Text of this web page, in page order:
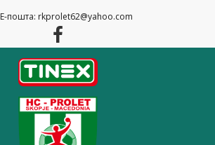
Е-пошта: rkprolet62@yahoo.com